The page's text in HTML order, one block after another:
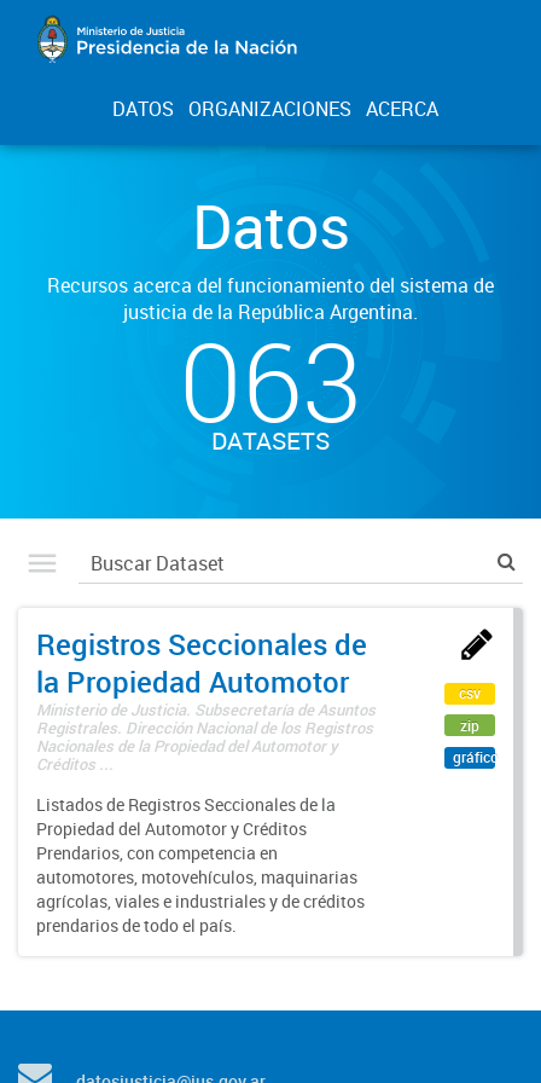
DATOS ORGANIZACIONES ACERCA
Datos
Recursos acerca del funcionamiento del sistema de
justicia de la República Argentina.
063
DATASETS
Registros Seccionales de
la Propiedad Automotor
Ministerio de Justicia. Subsecretaría de Asuntos
Registrales. Dirección Nacional de los Registros
Nacionales de la Propiedad del Automotor y
Créditos ...
Listados de Registros Seccionales de la
Propiedad del Automotor y Créditos
Prendarios, con competencia en
automotores, motovehículos, maquinarias
agrícolas, viales e industriales y de créditos
prendarios de todo el país.
csv
zip
gráfico